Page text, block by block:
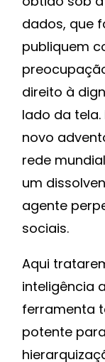
dados, que
publiquem
direito à
lado da
novo
rede
um
agente
sociais.
Aqui
inteligência
ferramenta
potente